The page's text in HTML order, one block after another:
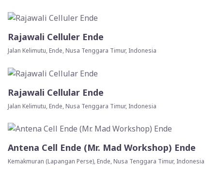
Rajawali Celluler Ende
Jalan Kelimutu, Ende, Nusa Tenggara Timur, Indonesia
Rajawali Cellular Ende
Jalan Kelimutu, Ende, Nusa Tenggara Timur, Indonesia
Antena Cell Ende (Mr. Mad Workshop) Ende
Kemakmuran (Lapangan Perse), Ende, Nusa Tenggara Timur, Indonesia